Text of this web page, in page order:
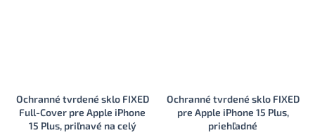
Ochranné tvrdené sklo FIXED
Full-Cover pre Apple iPhone
15 Plus, priľnavé na celý
Ochranné tvrdené sklo FIXED
pre Apple iPhone 15 Plus,
priehľadné